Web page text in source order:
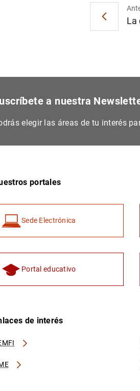
La
a nuestra
elegir las áreas de tu interés
portales
Sede Electrónica
Portal educativo
de interés